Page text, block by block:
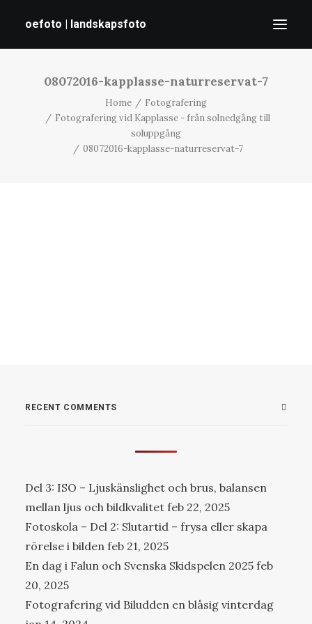
oefoto | landskapsfoto
HEM08072016-kapplasse-naturreservat-7
Home
Fotografering
Fotografering vid Kapplasse - från solnedgång till
soluppgång
08072016-kapplasse-naturreservat-7
RECENT COMMENTS
Del 3: ISO – Ljuskänslighet och brus, balansen
mellan ljus och bildkvalitet feb 22, 2025
Fotoskola – Del 2: Slutartid – frysa eller skapa
rörelse i bilden feb 21, 2025
En dag i Falun och Svenska Skidspelen 2025 feb
20, 2025
Fotografering vid Biludden en blåsig vinterdag